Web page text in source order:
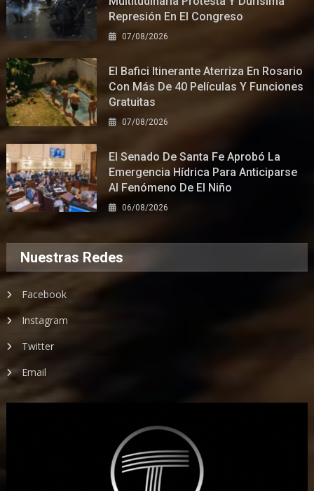
Represión En El Congreso
07/08/2026
El Bafici Itinerante Aterriza En Rosario
Con Más De 40 Películas Y Funciones
Gratuitas
07/08/2026
El Senado De Santa Fe Aprobó La
Emergencia Hídrica Para Anticiparse
Al Fenómeno De El Niño
06/08/2026
Nuestras Redes
Facebook
Instagram
Twitter
Email